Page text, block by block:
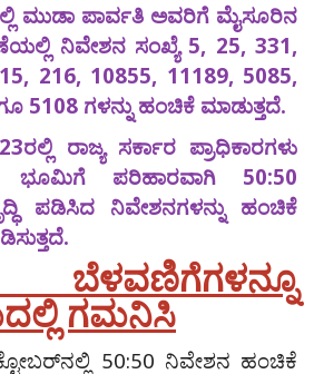
ಮುಡಾ ಪಾರ್ವತಿ ಅವರಿಗೆ ಮೈಸೂರಿನ
ನಿವೇಶನ ಸಂಖ್ಯೆ 5, 25, 331,
216, 10855, 11189, 5085,
5108 ಗಳನ್ನು ಹಂಚಿಕೆ ಮಾಡುತ್ತದೆ.
ರಾಜ್ಯ ಸರ್ಕಾರ ಪ್ರಾಧಿಕಾರಗಳು
ಭೂಮಿಗೆ ಪರಿಹಾರವಾಗಿ 50:50
ಪಡಿಸಿದ ನಿವೇಶನಗಳನ್ನು ಹಂಚಿಕೆ
ಬೆಳವಣಿಗೆಗಳನ್ನೂ
ಗಮನಿಸಿ
50:50 ನಿವೇಶನ ಹಂಚಿಕೆ